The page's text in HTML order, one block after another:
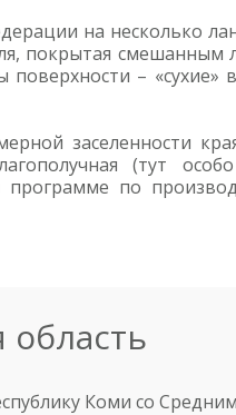
на несколько
покрытая смешанным
–
заселенности
(тут
по
Коми со